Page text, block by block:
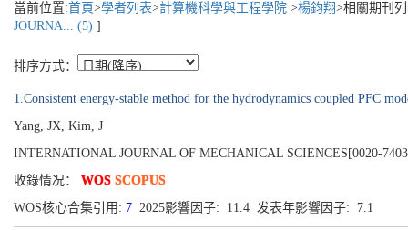
當前位置:首頁>學者列表>計算機科學與工程學院 >楊鈞翔>相關期刊
JOURNA... (5) ]
排序方式：
1.Consistent energy-stable method for the hydrodynamics coupled PFC
Yang, JX, Kim, J
INTERNATIONAL JOURNAL OF MECHANICAL SCIENCES[0020-
收錄情况： WOS SCOPUS
WOS核心合集引用: 7 2025影響因子: 11.4 发表年影響因子: 7.1